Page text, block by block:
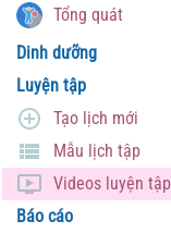
Tổng quát
Dinh dưỡng
Luyện tập
Tạo lịch mới
Mẫu lịch tập
Videos luyện tập
Báo cáo